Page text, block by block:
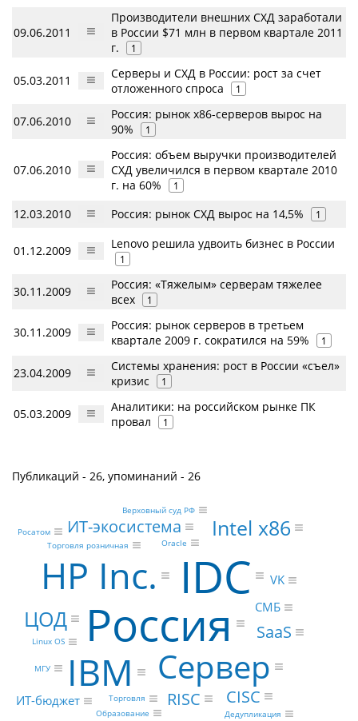
09.06.2011
Производители внешних СХД заработали
в России $71 млн в первом квартале 2011
г.
1
05.03.2011
Серверы и СХД в России: рост за счет
отложенного спроса
1
07.06.2010
Россия: рынок x86-серверов вырос на
90%
1
07.06.2010
Россия: объем выручки производителей
СХД увеличился в первом квартале 2010
г. на 60%
1
12.03.2010 Россия: рынок СХД вырос на 14,5% 1
01.12.2009 Lenovo решила удвоить бизнес в России
1
30.11.2009
Россия: «Тяжелым» серверам тяжелее
всех
1
30.11.2009
Россия: рынок серверов в третьем
квартале 2009 г. сократился на 59%
1
23.04.2009
Системы хранения: рост в России «съел»
кризис
1
05.03.2009
Аналитики: на российском рынке ПК
провал
1
Публикаций - 26, упоминаний - 26
Россия
IDC
HP Inc.
IBM
Сервер
ЦОД
Intel x86
ИТ-экосистема
RISC CISC
SaaS
СМБ
ИТ-бюджет
VK
Linux OS
Oracle
Торговля розничная
Торговля
Росатом
Верховный суд РФ
Дедупликация
Образование
МГУ